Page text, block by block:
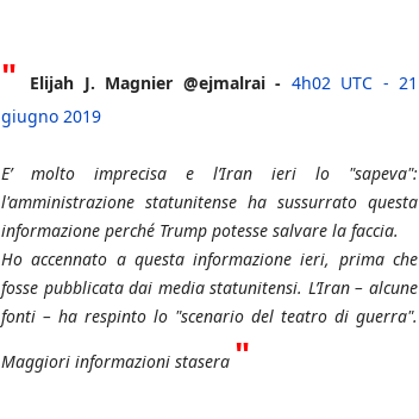
" Elijah J. Magnier @ejmalrai - 4h02 UTC - 21
giugno 2019
E’ molto imprecisa e l’Iran ieri lo "sapeva":
l'amministrazione statunitense ha sussurrato questa
informazione perché Trump potesse salvare la faccia.
Ho accennato a questa informazione ieri, prima che
fosse pubblicata dai media statunitensi. L’Iran – alcune
fonti – ha respinto lo "scenario del teatro di guerra".
Maggiori informazioni stasera "